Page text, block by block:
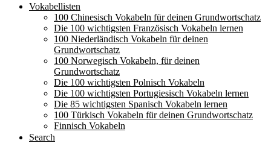
Vokabellisten
100 Chinesisch Vokabeln für deinen Grundwortschatz
Die 100 wichtigsten Französisch Vokabeln lernen
100 Niederländisch Vokabeln für deinen
Grundwortschatz
100 Norwegisch Vokabeln, für deinen
Grundwortschatz
Die 100 wichtigsten Polnisch Vokabeln
Die 100 wichtigsten Portugiesisch Vokabeln lernen
Die 85 wichtigsten Spanisch Vokabeln lernen
100 Türkisch Vokabeln für deinen Grundwortschatz
Finnisch Vokabeln
Search